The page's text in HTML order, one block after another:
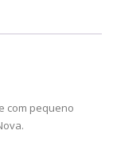
com pequeno